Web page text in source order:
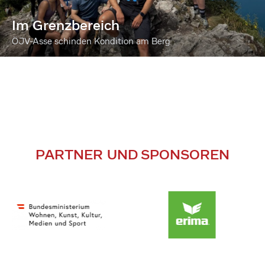
Im Grenzbereich
ÖJV-Asse schinden Kondition am Berg
PARTNER UND SPONSOREN